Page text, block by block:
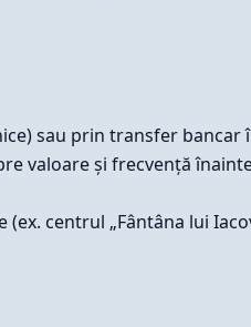
sau prin transfer bancar
valoare și frecvență
centrul „Fântâna lui